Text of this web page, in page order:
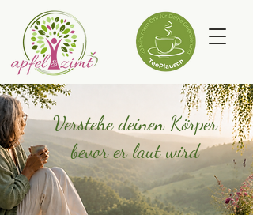
Verstehe deinen Körper
bevor er laut wird